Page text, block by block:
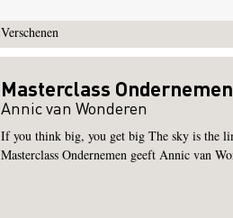
Verschenen
Masterclass Ondernemen
Annic van Wonderen
If you think big, you get big The sky is the
Masterclass Ondernemen geeft Annic van